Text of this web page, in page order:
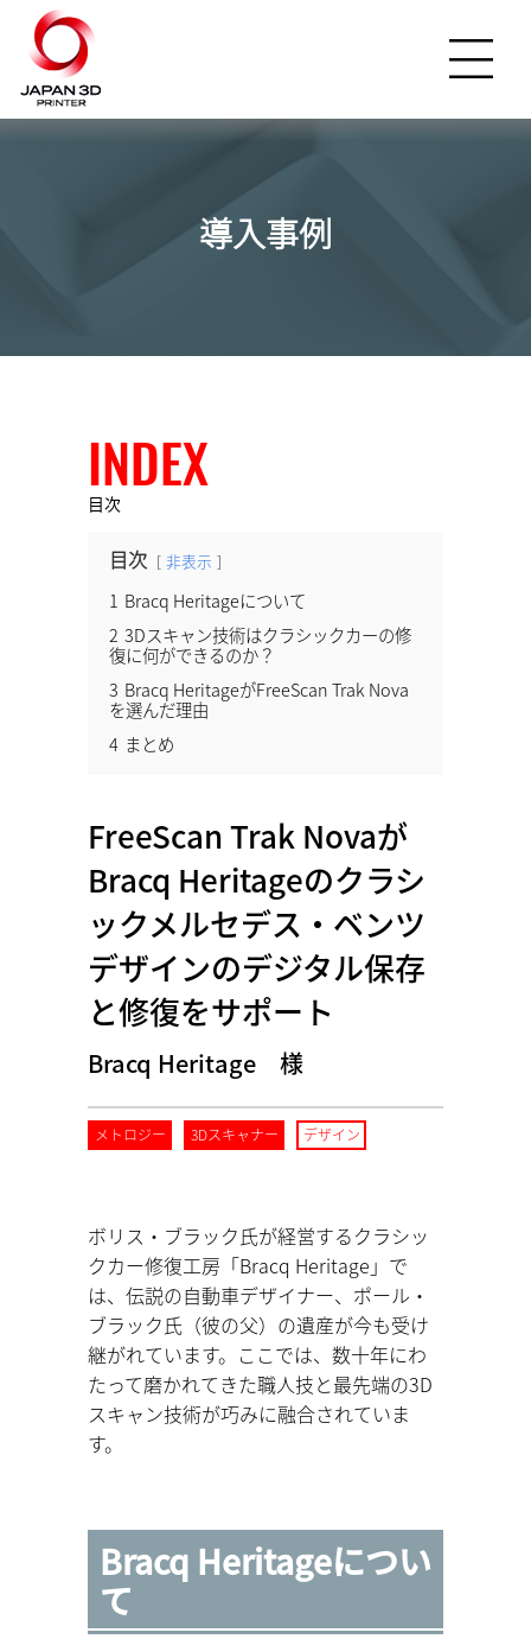
導入事例
INDEX
目次
目次 非表示
1 Bracq Heritageについて
2 3Dスキャン技術はクラシックカーの修
復に何ができるのか？
3 Bracq HeritageがFreeScan Trak Nova
を選んだ理由
4 まとめ
FreeScan Trak Novaが
Bracq Heritageのクラシ
ックメルセデス・ベンツ
デザインのデジタル保存
と修復をサポート
Bracq Heritage 様
メトロジー 3Dスキャナー デザイン
ボリス・ブラック氏が経営するクラシッ
クカー修復工房「Bracq Heritage」で
は、伝説の自動車デザイナー、ポール・
ブラック氏（彼の父）の遺産が今も受け
継がれています。ここでは、数十年にわ
たって磨かれてきた職人技と最先端の3D
スキャン技術が巧みに融合されていま
す。
Bracq Heritageについ
て